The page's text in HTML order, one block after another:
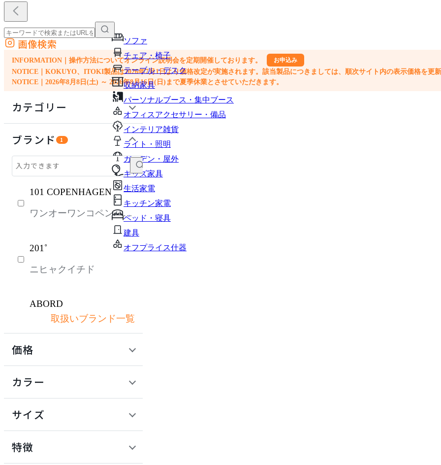
ソファ
チェア・椅子
テーブル・デスク
収納家具
パーソナルブース・集中ブース
オフィスアクセサリー・備品
インテリア雑貨
ライト・照明
ガーデン・屋外
キッズ家具
生活家電
キッチン家電
ベッド・寝具
建具
オフプライス什器
外部サイトの商品をカートに追加
他のサイトで見つけた商品ページのURLを貼り付けて、カートに追加できます
画像検索
INFORMATION｜操作方法についてオンライン説明会を定期開催しております。 お申込み
NOTICE｜KOKUYO、ITOKI製品は2026年7月1日より価格改定が実施されます。該当製品につきましては、順次サイト内の表示価格を更新
NOTICE｜2026年8月8日(土) ～ 2026年8月16日(日)まで夏季休業とさせていただきます。
カテゴリー
収納家具
パーソナルブース・集中ブース
インテリア雑貨
ライト・照明
キッチン家電
オフプライス什器
ブランド 1
101 COPENHAGEN
ワンオーワンコペンハー
201˚
ニヒャクイチド
ABORD
アボール
アクメファニチャー
ADAL
取扱いブランド一覧
価格
カラー
サイズ
特徴